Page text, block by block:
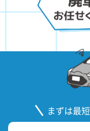
まずは最短